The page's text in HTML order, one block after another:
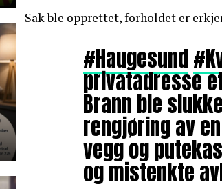
Sak ble opprettet, forholdet er
#Haugesund
privatadresse
Brann ble
rengjøring av
vegg og
og mistenkte